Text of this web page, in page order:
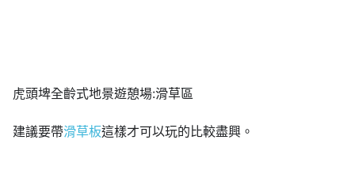
虎頭埤全齡式地景遊憩場:滑草區
建議要帶滑草板這樣才可以玩的比較盡興。